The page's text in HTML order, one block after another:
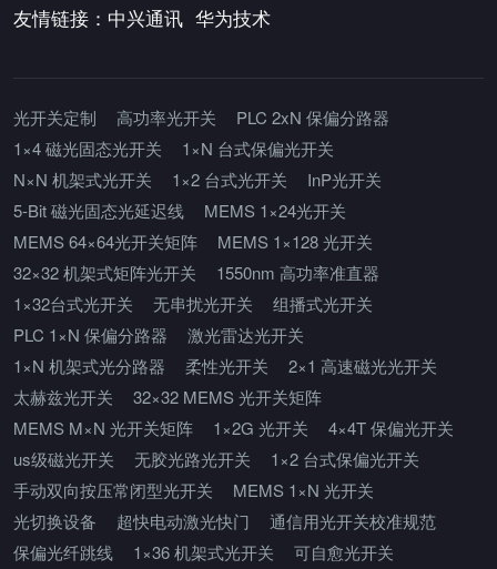
友情链接： 中兴通讯 华为技术
光开关定制 高功率光开关
PLC 2xN 保偏分路器
1×4 磁光固态光开关
1×N 台式保偏光开关
N×N 机架式光开关
1×2 台式光开关
InP光开关
5-Bit 磁光固态光延迟线
MEMS 1×24光开关
MEMS 64×64光开关矩阵
MEMS 1×128 光开关
32×32 机架式矩阵光开关
1550nm 高功率准直器
1×32台式光开关
无串扰光开关
组播式光开关
PLC 1×N 保偏分路器
激光雷达光开关
1×N 机架式光分路器
柔性光开关
2×1 高速磁光光开关
太赫兹光开关
32×32 MEMS 光开关矩阵
MEMS M×N 光开关矩阵
1×2G 光开关
4×4T 保偏光开关
us级磁光开关
无胶光路光开关
1×2 台式保偏光开关
手动双向按压常闭型光开关
MEMS 1×N 光开关
光切换设备
超快电动激光快门
通信用光开关校准规范
保偏光纤跳线
1×36 机架式光开关
可自愈光开关